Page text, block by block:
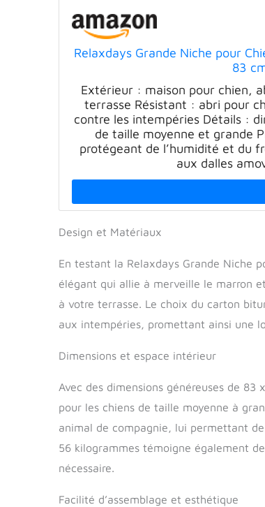
Relaxdays Grande Niche pour
83
Extérieur : maison pour chien,
terrasse Résistant : abri pour
contre les intempéries Détails :
de taille moyenne et grande
protégeant de l’humidité et du
aux dalles
Design et Matériaux
En testant la Relaxdays Grande Niche
élégant qui allie à merveille le marron
à votre terrasse. Le choix du carton
aux intempéries, promettant ainsi une
Dimensions et espace intérieur
Avec des dimensions généreuses de
pour les chiens de taille moyenne à
animal de compagnie, lui permettant
56 kilogrammes témoigne également
nécessaire.
Facilité d’assemblage et esthétique